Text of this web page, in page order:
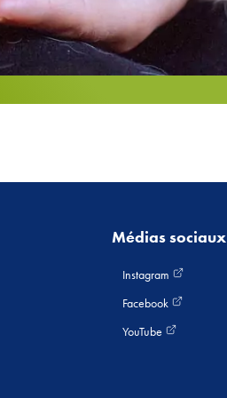
Médias sociaux
Instagram
Facebook
YouTube